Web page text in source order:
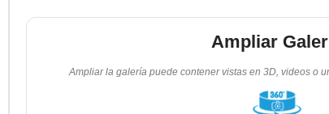
Ampliar
Ampliar la galería puede contener vistas en 3D, videos o